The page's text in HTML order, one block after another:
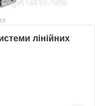
лінійних